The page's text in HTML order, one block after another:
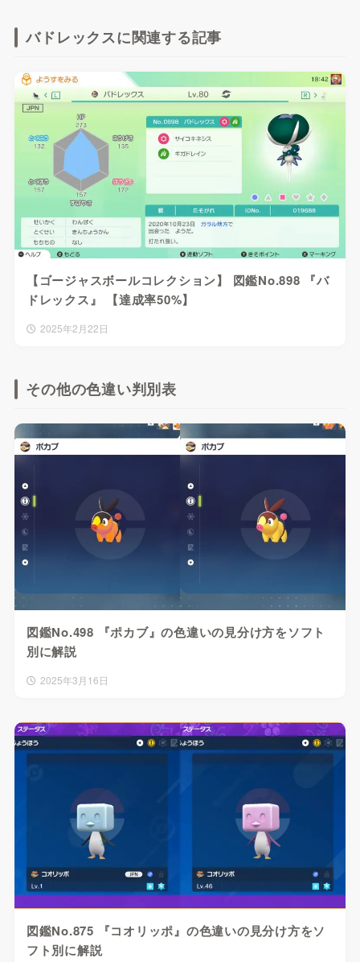
バドレックスに関連する記事
【ゴージャスボールコレクション】 図鑑No.898 『バ
ドレックス』 【達成率50%】
2025年2月22日
その他の色違い判別表
図鑑No.498 『ポカブ』の色違いの見分け方をソフト
別に解説
2025年3月16日
図鑑No.875 『コオリッポ』の色違いの見分け方をソ
フト別に解説